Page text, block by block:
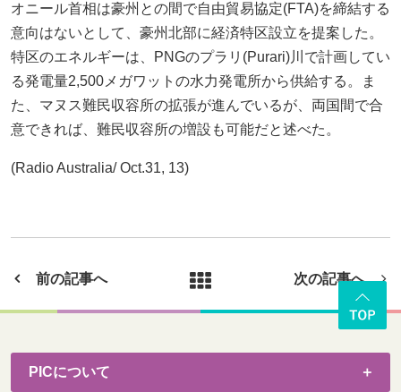
オニール首相は豪州との間で自由貿易協定(FTA)を締結する
意向はないとして、豪州北部に経済特区設立を提案した。
特区のエネルギーは、PNGのプラリ(Purari)川で計画してい
る発電量2,500メガワットの水力発電所から供給する。ま
た、マヌス難民収容所の拡張が進んでいるが、両国間で合
意できれば、難民収容所の増設も可能だと述べた。
(Radio Australia/ Oct.31, 13)
前の記事へ 次の記事へ
PICについて